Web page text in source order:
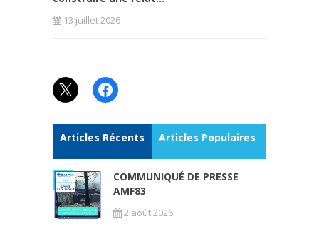
13 juillet 2026
X Facebook
Articles Récents Articles Populaires
COMMUNIQUÉ DE PRESSE
AMF83
2 août 2026